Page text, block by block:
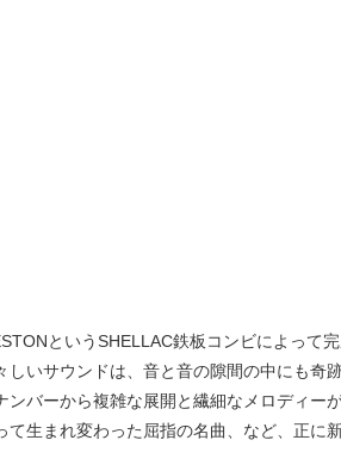
というSHELLAC鉄板コンビによって
いサウンドは、音と音の隙間の中にも奇
バーから複雑な展開と繊細なメロディー
生まれ変わった屈指の名曲、など、正に